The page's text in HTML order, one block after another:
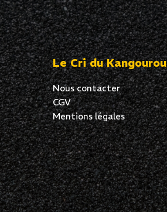
Le Cri du Kangourou
Nous contacter
CGV
Mentions légales